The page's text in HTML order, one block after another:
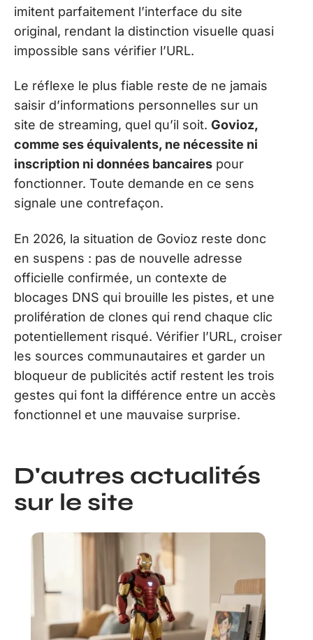
imitent parfaitement l’interface du site
original, rendant la distinction visuelle quasi
impossible sans vérifier l’URL.
Le réflexe le plus fiable reste de ne jamais
saisir d’informations personnelles sur un
site de streaming, quel qu’il soit. Govioz,
comme ses équivalents, ne nécessite ni
inscription ni données bancaires pour
fonctionner. Toute demande en ce sens
signale une contrefaçon.
En 2026, la situation de Govioz reste donc
en suspens : pas de nouvelle adresse
officielle confirmée, un contexte de
blocages DNS qui brouille les pistes, et une
prolifération de clones qui rend chaque clic
potentiellement risqué. Vérifier l’URL, croiser
les sources communautaires et garder un
bloqueur de publicités actif restent les trois
gestes qui font la différence entre un accès
fonctionnel et une mauvaise surprise.
D'autres actualités
sur le site